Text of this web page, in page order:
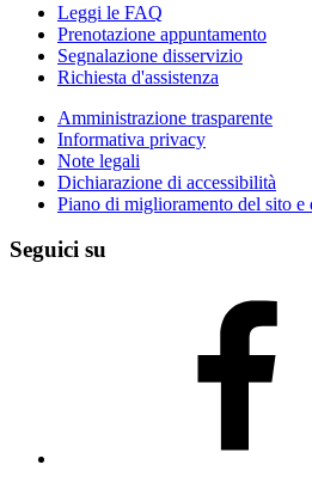
Leggi le FAQ
Prenotazione appuntamento
Segnalazione disservizio
Richiesta d'assistenza
Amministrazione trasparente
Informativa privacy
Note legali
Dichiarazione di accessibilità
Piano di miglioramento del sito e
Seguici su